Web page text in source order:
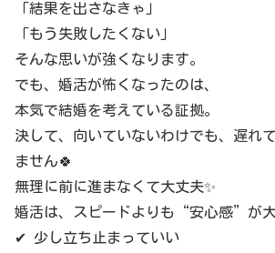
「結果を出さなきゃ」
「もう失敗したくない」
そんな思いが強くなります。
でも、婚活が怖くなったのは、
本気で結婚を考えている証拠。
決して、向いていないわけでも、遅れ
ません🍀
無理に前に進まなくて大丈夫✨
婚活は、スピードよりも“安心感”が大
✔ 少し立ち止まっていい